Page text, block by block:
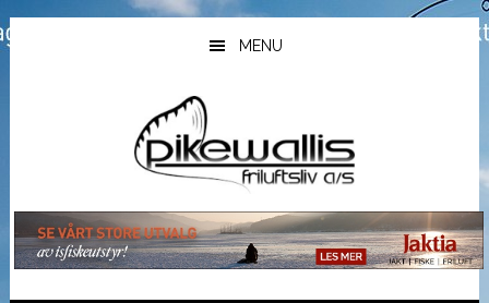
Hopp
til
Hopp
til
Hopp
til
MENU